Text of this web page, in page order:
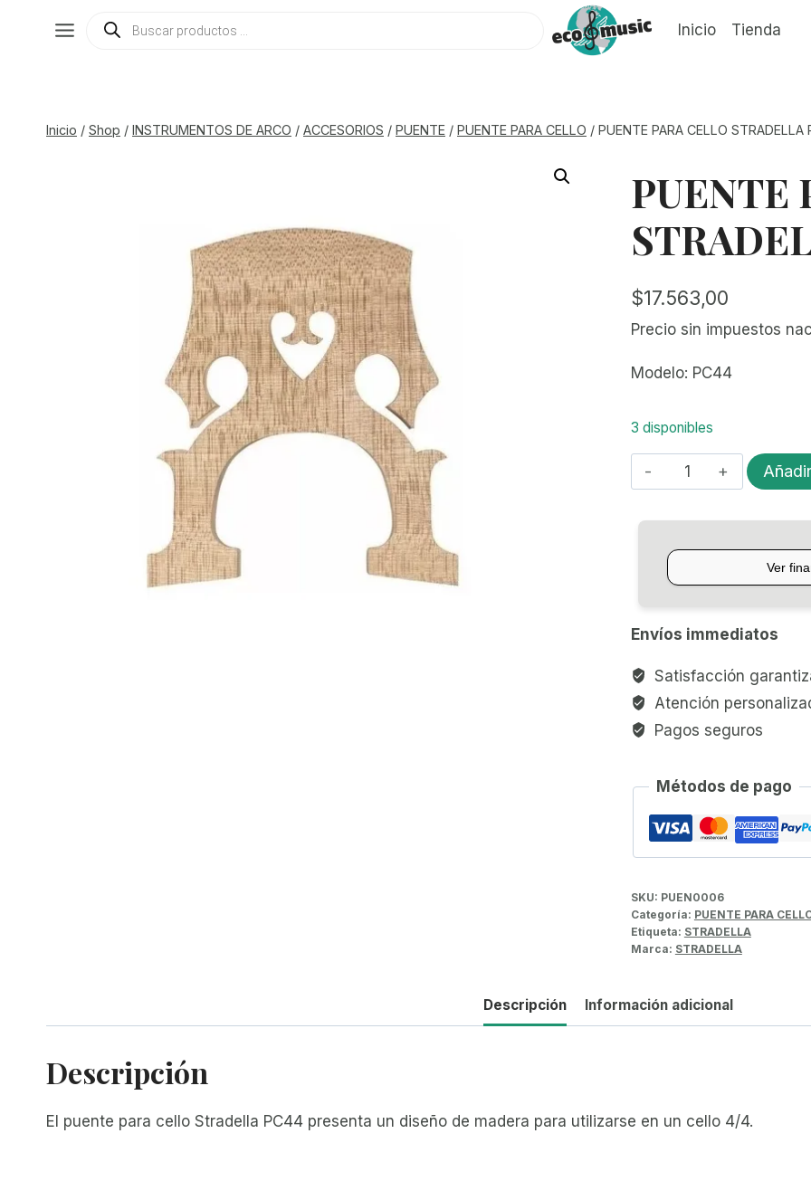
Búsqueda
Inicio Tienda
Inicio / Shop / INSTRUMENTOS DE ARCO / ACCESORIOS / PUENTE / PUENTE PARA CELLO / PUENTE PARA CELLO
PUENTE
$17.563,00
Precio sin impuestos
Modelo: PC44
3 disponibles
PUENTE
PARA
PC44
4/4
cantidad
Envíos immediatos
Satisfacción
Atención
Pagos seguros
Métodos de pago
SKU: PUEN0006
Categoría: PUENTE PARA
Etiqueta: STRADELLA
Marca: STRADELLA
Descripción Información adicional
Descripción
El puente para cello Stradella PC44 presenta un diseño de madera para utilizarse en un cello 4/4.